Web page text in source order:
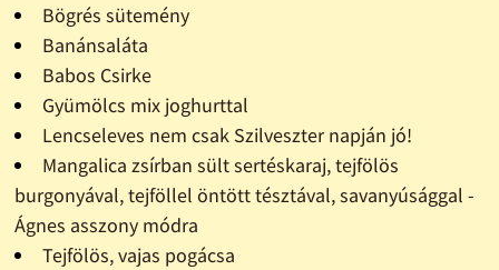
Bögrés sütemény
Banánsaláta
Babos Csirke
Gyümölcs mix joghurttal
Lencseleves nem csak Szilveszter napján jó!
Mangalica zsírban sült sertéskaraj, tejfölös
burgonyával, tejföllel öntött tésztával, savanyúsággal -
Ágnes asszony módra
Tejfölös, vajas pogácsa